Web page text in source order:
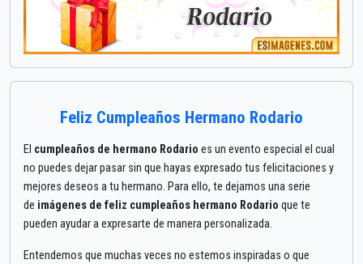
Feliz Cumpleaños Hermano Rodario
El cumpleaños de hermano Rodario es un evento especial el cual
no puedes dejar pasar sin que hayas expresado tus felicitaciones y
mejores deseos a tu hermano. Para ello, te dejamos una serie
de imágenes de feliz cumpleaños hermano Rodario que te
pueden ayudar a expresarte de manera personalizada.
Entendemos que muchas veces no estemos inspiradas o que